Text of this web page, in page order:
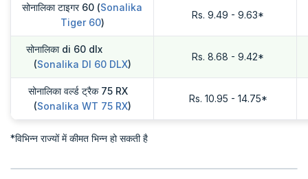
सोनालिका टाइगर 60 (Sonalika
Tiger 60)
Rs. 9.49 - 9.63*
सोनालिका di 60 dlx
(Sonalika DI 60 DLX)
Rs. 8.68 - 9.42*
सोनालिका वर्ल्ड ट्रैक 75 RX
(Sonalika WT 75 RX)
Rs. 10.95 - 14.75*
*विभिन्न राज्यों में कीमत भिन्न हो सकती है